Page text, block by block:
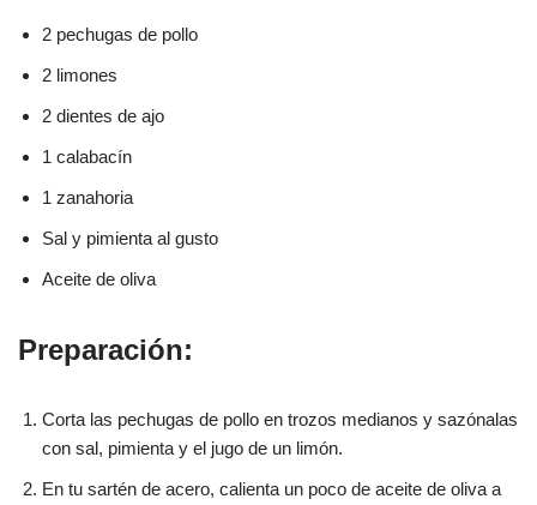
2 pechugas de pollo
2 limones
2 dientes de ajo
1 calabacín
1 zanahoria
Sal y pimienta al gusto
Aceite de oliva
Preparación:
Corta las pechugas de pollo en trozos medianos y sazónalas
con sal, pimienta y el jugo de un limón.
En tu sartén de acero, calienta un poco de aceite de oliva a